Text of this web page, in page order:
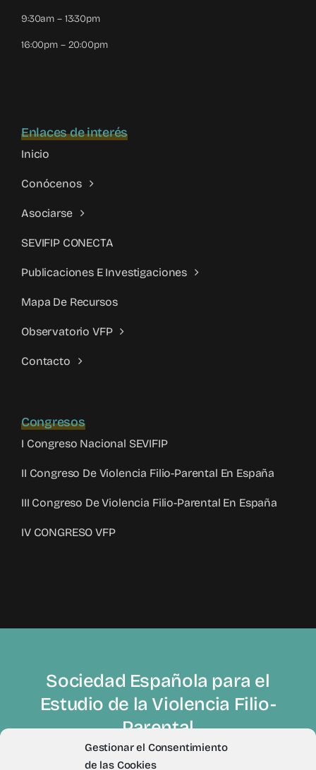
Gestionar el Consentimiento
de las Cookies
9:30am – 13:30pm
16:00pm – 20:00pm
Enlaces de interés
Inicio
Conócenos
Asociarse
SEVIFIP CONECTA
Publicaciones E Investigaciones
Mapa De Recursos
Observatorio VFP
Contacto
Congresos
I Congreso Nacional SEVIFIP
II Congreso De Violencia Filio-Parental En España
III Congreso De Violencia Filio-Parental En España
IV CONGRESO VFP
Sociedad Española para el
Estudio de la Violencia Filio-
Parental